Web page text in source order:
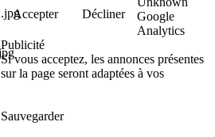
Accepter
Décliner
Google
Analytics
Publicité
Si vous acceptez, les annonces présentes
sur la page seront adaptées à vos
Sauvegarder